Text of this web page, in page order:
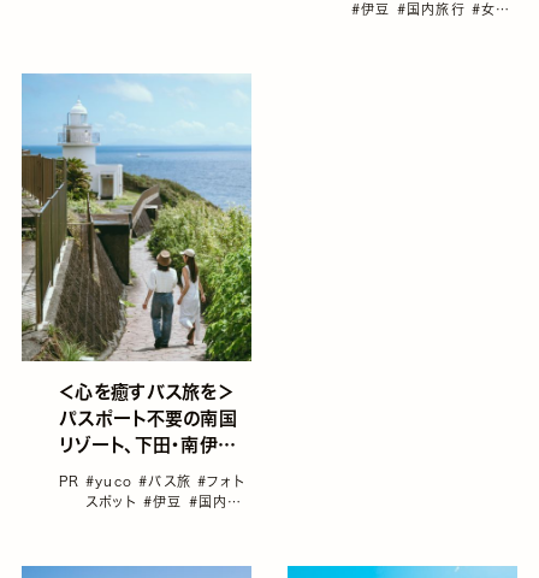
#伊豆 #国内旅行 #女子
＜心を癒すバス旅を＞
パスポート不要の南国
リゾート、下田・南伊豆
巡り
PR #yuco#バス旅#フォト
スポット #伊豆 #国内旅